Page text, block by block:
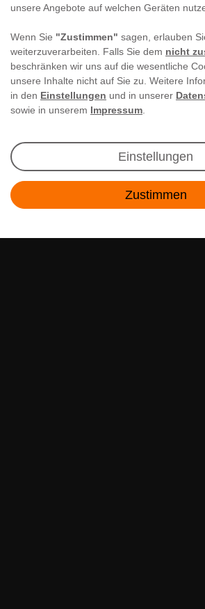
unsere Angebote auf welchen Geräten
Wenn Sie "Zustimmen" sagen, erlauben
weiterzuverarbeiten. Falls Sie dem nicht
beschränken wir uns auf die wesentliche
unsere Inhalte nicht auf Sie zu. Weitere
in den Einstellungen und in unserer
sowie in unserem Impressum
Einstellungen
Zustimmen
Newsletter
Angebote & Rabatte per E-Mail
sparen war noch nie so einfach!